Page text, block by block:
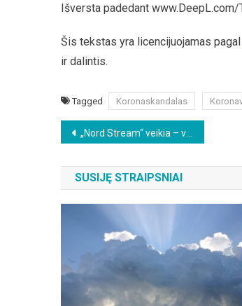
Išversta padedant www.DeepL.com/
Šis tekstas yra licencijuojamas pagal
ir dalintis.
Tagged Koronaskandalas
Beitragsnavigation
„Nord Stream“ veikia – vienas vamzdis nepažeistas, kitas – nežymiai
SUSIJĘ STRAIPSNIAI